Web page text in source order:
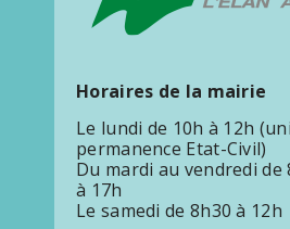
Horaires de la mairie
Le lundi de 10h à 12h
permanence Etat-Civil)
Du mardi au vendredi de
à 17h
Le samedi de 8h30 à 12h